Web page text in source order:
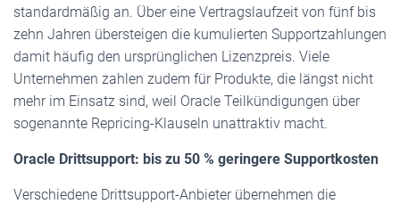
standardmäßig an. Über eine Vertragslaufzeit von fünf bis
zehn Jahren übersteigen die kumulierten Supportzahlungen
damit häufig den ursprünglichen Lizenzpreis. Viele
Unternehmen zahlen zudem für Produkte, die längst nicht
mehr im Einsatz sind, weil Oracle Teilkündigungen über
sogenannte Repricing-Klauseln unattraktiv macht.
Oracle Drittsupport: bis zu 50 % geringere Supportkosten
Verschiedene Drittsupport-Anbieter übernehmen die